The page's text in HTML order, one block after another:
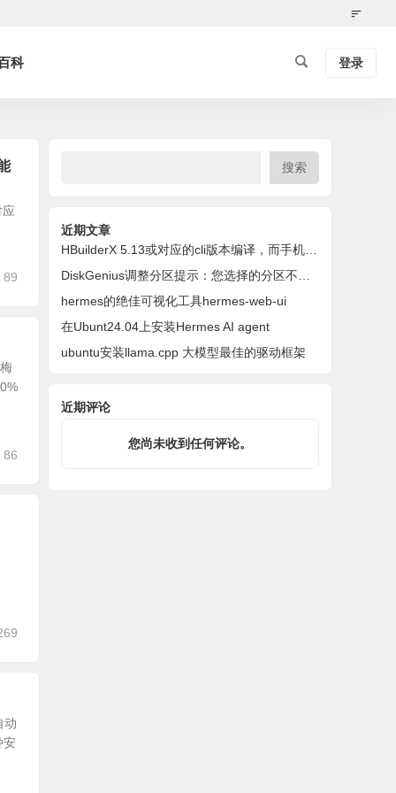
科 登录
89
86
动
安
搜索
近期文章
hermes的绝佳可视化工具hermes-web-ui
在Ubunt24.04上安装Hermes AI agent
ubuntu安装llama.cpp 大模型最佳的驱动框架
近期评论
您尚未收到任何评论。